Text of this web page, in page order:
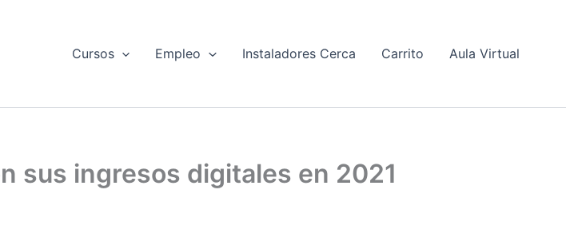
Cursos Empleo Instaladores Cerca Carrito Aula Virtual
sus ingresos digitales en 2021